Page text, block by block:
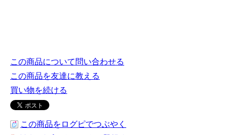
この商品について問い合わせる
この商品を友達に教える
買い物を続ける
この商品をログピでつぶやく